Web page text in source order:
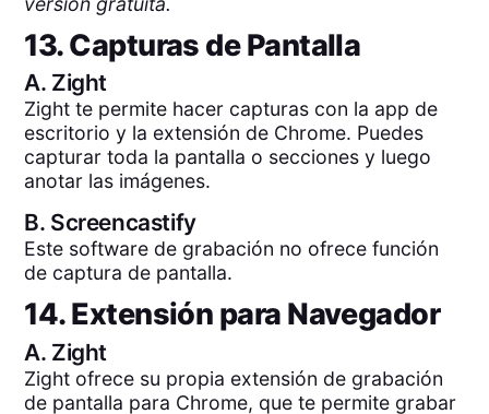
13. Capturas de Pantalla
A. Zight
Zight te permite hacer capturas con la app de
escritorio y la extensión de Chrome. Puedes
capturar toda la pantalla o secciones y luego
anotar las imágenes.
B. Screencastify
Este software de grabación no ofrece función
de captura de pantalla.
14. Extensión para Navegador
A. Zight
Zight ofrece su propia extensión de grabación
de pantalla para Chrome, que te permite grabar